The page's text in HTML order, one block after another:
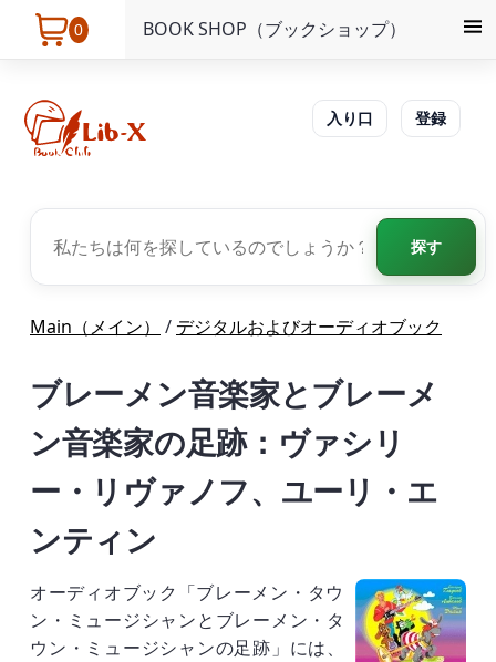
0 BOOK SHOP（ブックショップ）
入り口 登録
探す
Main（メイン） / デジタルおよびオーディオブック
ブレーメン音楽家とブレーメ
ン音楽家の足跡：ヴァシリ
ー・リヴァノフ、ユーリ・エ
ンティン
オーディオブック「ブレーメン・タウ
ン・ミュージシャンとブレーメン・タ
ウン・ミュージシャンの足跡」には、